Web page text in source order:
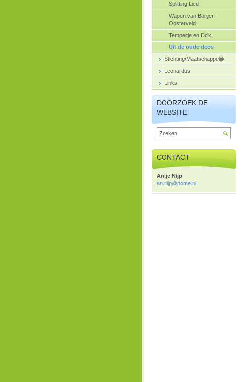
Splitting Lied
Wapen van Barger-
Oosterveld
Tempeltje en Dolk
Uit de oude doos
Stichting/Maatschappelijk
Leonardus
Links
DOORZOEK DE
WEBSITE
CONTACT
Antje Nijp
an.nijp@home.nl